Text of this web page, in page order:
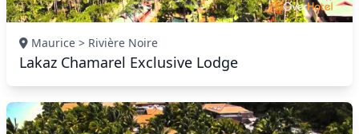
Maurice > Rivière Noire
Lakaz Chamarel Exclusive Lodge